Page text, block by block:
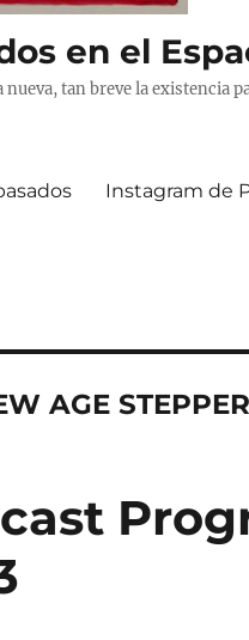
en el
nueva, tan breve la existencia
Instagram de
AGE